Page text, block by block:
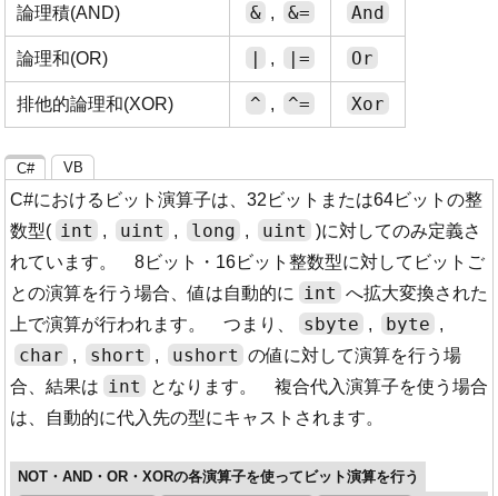
論理積(AND) & , &= And
論理和(OR) | , |= Or
排他的論理和(XOR) ^ , ^= Xor
C# VB
C#におけるビット演算子は、32ビットまたは64ビットの整
数型( int , uint , long , uint )に対してのみ定義さ
れています。 8ビット・16ビット整数型に対してビットご
との演算を行う場合、値は自動的に
int へ拡大変換された
上で演算が行われます。 つまり、
sbyte , byte ,
char , short , ushort の値に対して演算を行う場
合、結果は
int
となります。 複合代入演算子を使う場合
は、自動的に代入先の型にキャストされます。
NOT・AND・OR・XORの各演算子を使ってビット演算を行う